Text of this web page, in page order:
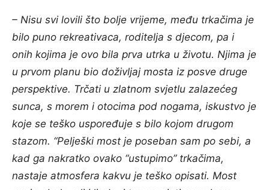
– Nisu svi lovili što bolje vrijeme, među trkačima je
bilo puno rekreativaca, roditelja s djecom, pa i
onih kojima je ovo bila prva utrka u životu. Njima je
u prvom planu bio doživljaj mosta iz posve druge
perspektive. Trčati u zlatnom svjetlu zalazećeg
sunca, s morem i otocima pod nogama, iskustvo je
koje se teško uspoređuje s bilo kojom drugom
stazom. “Pelješki most je poseban sam po sebi, a
kad ga nakratko ovako “ustupimo” trkačima,
nastaje atmosfera kakvu je teško opisati. Most